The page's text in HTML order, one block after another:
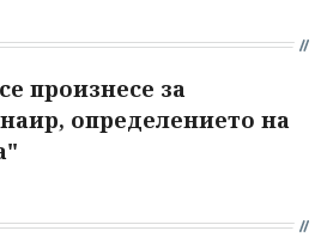
произнесе за
определението на